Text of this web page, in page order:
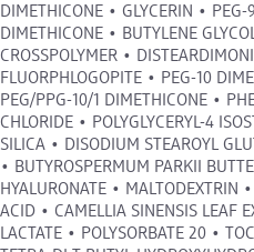
DIMETHICONE • GLYCERIN • PEG-
DIMETHICONE • BUTYLENE
CROSSPOLYMER •
FLUORPHLOGOPITE • PEG-10
PEG/PPG-10/1 DIMETHICONE •
CHLORIDE • POLYGLYCERYL-4
SILICA • DISODIUM STEAROYL
• BUTYROSPERMUM PARKII
HYALURONATE • MALTODEXTRIN
ACID • CAMELLIA SINENSIS LEAF
LACTATE • POLYSORBATE 20 •